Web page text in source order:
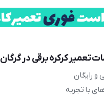
تعمیر کرکره برقی در گرگان
رایگان
با تجربه